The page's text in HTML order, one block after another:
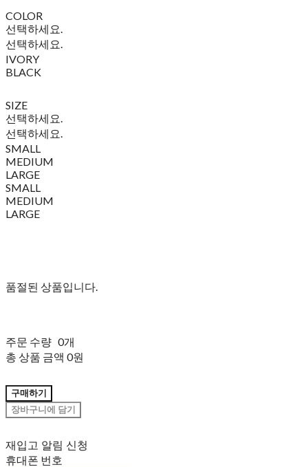
COLOR
선택하세요.
선택하세요.
IVORY
BLACK
SIZE
선택하세요.
선택하세요.
SMALL
MEDIUM
LARGE
SMALL
MEDIUM
LARGE
품절된 상품입니다.
주문 수량 0개
총 상품 금액 0원
구매하기
장바구니에 담기
재입고 알림 신청
휴대폰 번호